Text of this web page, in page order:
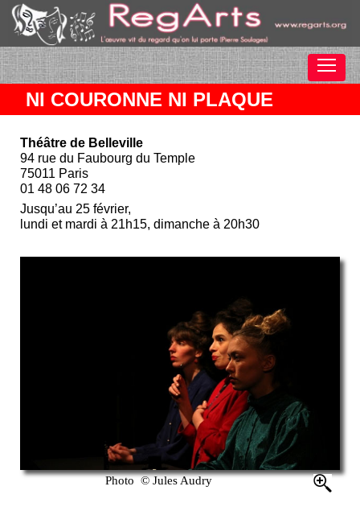
NI COURONNE NI PLAQUE
Théâtre de Belleville
94 rue du Faubourg du Temple
75011 Paris
01 48 06 72 34
Jusqu’au 25 février,
lundi et mardi à 21h15, dimanche à 20h30
Photo © Jules Audry